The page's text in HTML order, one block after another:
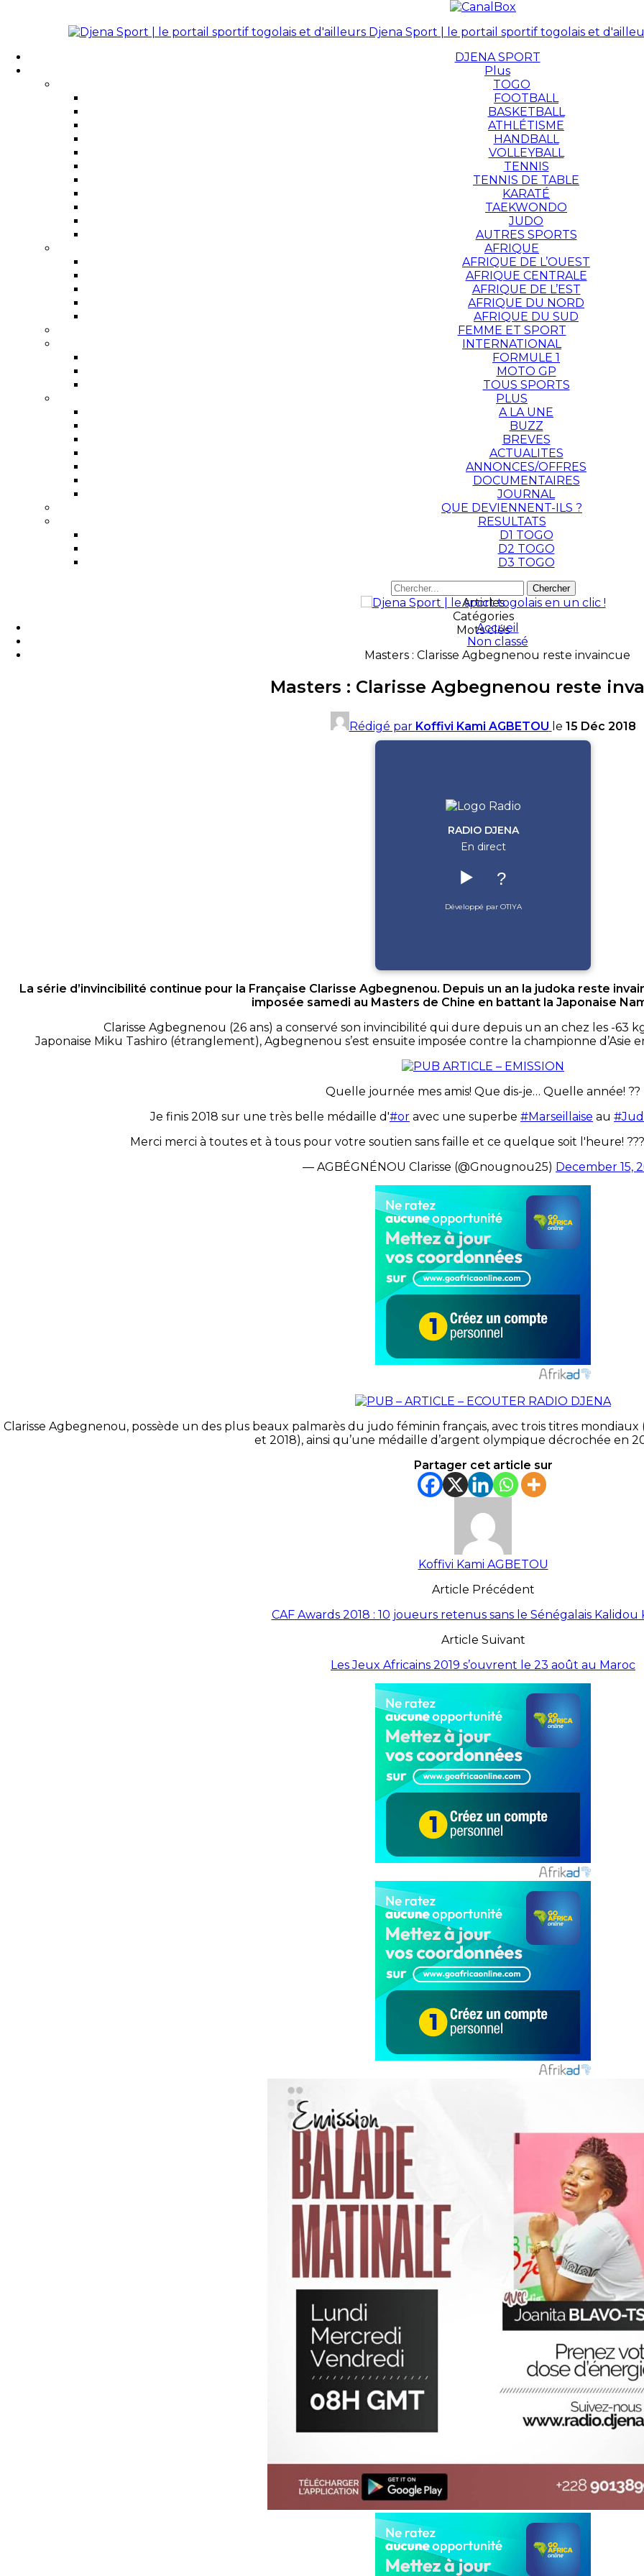
Djena Sport | le portail sportif togolais et
DJENA SPORT
Plus
TOGO
FOOTBALL
BASKETBALL
ATHLÉTISME
HANDBALL
VOLLEYBALL
TENNIS
TENNIS DE TABLE
KARATÉ
TAEKWONDO
JUDO
AUTRES SPORTS
AFRIQUE
AFRIQUE DE L’OUEST
AFRIQUE CENTRALE
AFRIQUE DE L’EST
AFRIQUE DU NORD
AFRIQUE DU SUD
FEMME ET SPORT
INTERNATIONAL
FORMULE 1
MOTO GP
TOUS SPORTS
PLUS
A LA UNE
BUZZ
BREVES
ACTUALITES
ANNONCES/OFFRES
DOCUMENTAIRES
JOURNAL
QUE DEVIENNENT-ILS ?
RESULTATS
D1 TOGO
D2 TOGO
D3 TOGO
Articles
Catégories
Mots clés
Accueil
Non classé
Masters : Clarisse Agbegnenou reste invaincue
Masters : Clarisse Agbegnenou reste
Rédigé par Koffivi Kami AGBETOU le 15 Déc 2018
RADIO DJENA
En direct
▶️ ?
Développé par OTIYA
La série d’invincibilité continue pour la Française Clarisse Agbegnenou. Depuis un an la judoka reste
imposée samedi au Masters de Chine en battant la Japonaise
Clarisse Agbegnenou (26 ans) a conservé son invincibilité qui dure depuis un an chez les -63
Japonaise Miku Tashiro (étranglement), Agbegnenou s’est ensuite imposée contre la championne d’Asie
Quelle journée mes amis! Que dis-je… Quelle année! ??
Je finis 2018 sur une très belle médaille d'#or avec une superbe #Marseillaise au
Merci merci à toutes et à tous pour votre soutien sans faille et ce quelque soit l'heure!
— AGBÉGNÉNOU Clarisse (@Gnougnou25) December 15,
Clarisse Agbegnenou, possède un des plus beaux palmarès du judo féminin français, avec trois titres mondiaux
et 2018), ainsi qu’une médaille d’argent olympique décrochée en
Partager cet article sur
Koffivi Kami AGBETOU
Article Précédent
CAF Awards 2018 : 10 joueurs retenus sans le Sénégalais Kalidou
Article Suivant
Les Jeux Africains 2019 s’ouvrent le 23 août au Maroc